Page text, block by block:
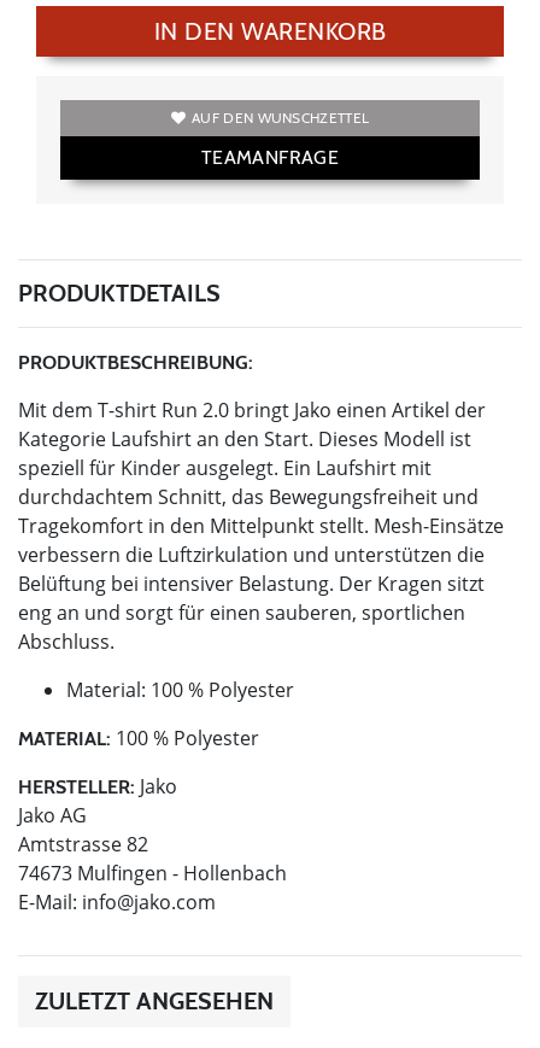
IN DEN WARENKORB
AUF DEN WUNSCHZETTEL
TEAMANFRAGE
PRODUKTDETAILS
PRODUKTBESCHREIBUNG:
Mit dem T-shirt Run 2.0 bringt Jako einen Artikel der
Kategorie Laufshirt an den Start. Dieses Modell ist
speziell für Kinder ausgelegt. Ein Laufshirt mit
durchdachtem Schnitt, das Bewegungsfreiheit und
Tragekomfort in den Mittelpunkt stellt. Mesh-Einsätze
verbessern die Luftzirkulation und unterstützen die
Belüftung bei intensiver Belastung. Der Kragen sitzt
eng an und sorgt für einen sauberen, sportlichen
Abschluss.
Material: 100 % Polyester
MATERIAL: 100 % Polyester
HERSTELLER: Jako
Jako AG
Amtstrasse 82
74673 Mulfingen - Hollenbach
E-Mail: info@jako.com
ZULETZT ANGESEHEN